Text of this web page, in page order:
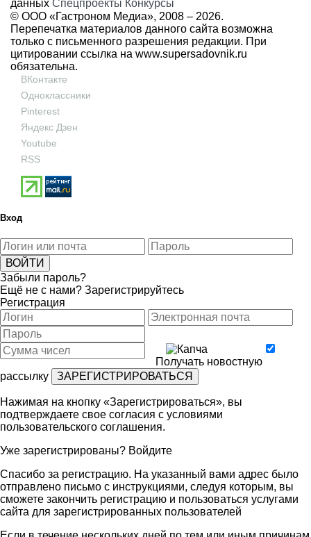
данных Спецпроекты Конкурсы
© ООО «Гастроном Медиа», 2008 – 2026.
Перепечатка материалов данного сайта возможна
только с письменного разрешения редакции. При
цитировании ссылка на www.supersadovnik.ru
обязательна.
ВКонтакте
Одноклассники
Pinterest
Яндекс Дзен
Youtube
RSS
Вход
Забыли пароль?
Ещё не с нами? Зарегистрируйтесь
Регистрация
Получать новостную
рассылку
Нажимая на кнопку «Зарегистрироваться», вы
подтверждаете свое согласия с условиями
пользовательского соглашения.
Уже зарегистрированы? Войдите
Спасибо за регистрацию. На указанный вами адрес было
отправлено письмо с инструкциями, следуя которым, вы
сможете закончить регистрацию и пользоваться услугами
сайта для зарегистрированных пользователей